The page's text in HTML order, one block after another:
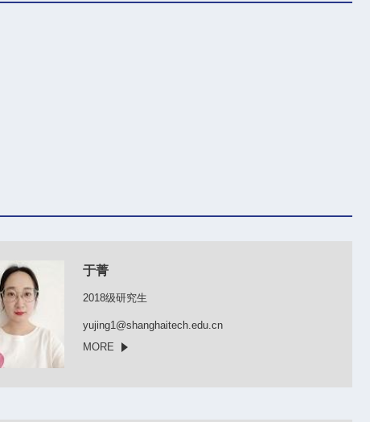
于菁
2018级研究生
yujing1@shanghaitech.edu.cn
MORE